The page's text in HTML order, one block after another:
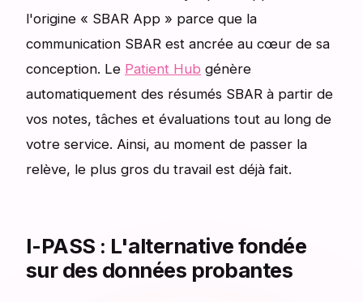
l'origine « SBAR App » parce que la
communication SBAR est ancrée au cœur de sa
conception. Le Patient Hub génère
automatiquement des résumés SBAR à partir de
vos notes, tâches et évaluations tout au long de
votre service. Ainsi, au moment de passer la
relève, le plus gros du travail est déjà fait.
I-PASS : L'alternative fondée
sur des données probantes